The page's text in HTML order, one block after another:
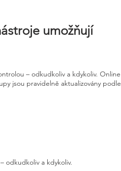
umožňují
– odkudkoliv a kdykoliv. Online
jsou pravidelně aktualizovány podle
odkudkoliv a kdykoliv.